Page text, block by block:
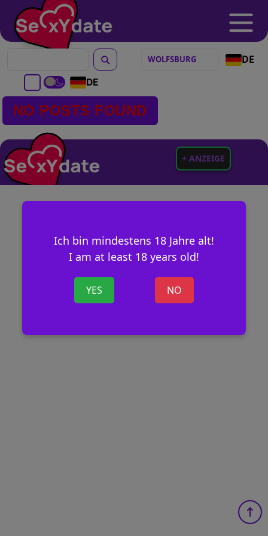
DE
DE
Ich bin mindestens 18 Jahre alt!
I am at least 18 years old!
YES NO
NO POSTS FOUND
+ ANZEIGE